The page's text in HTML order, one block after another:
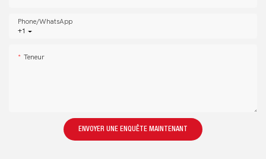
+1
Phone/whatsApp
Teneur
ENVOYER UNE ENQUÊTE MAINTENANT